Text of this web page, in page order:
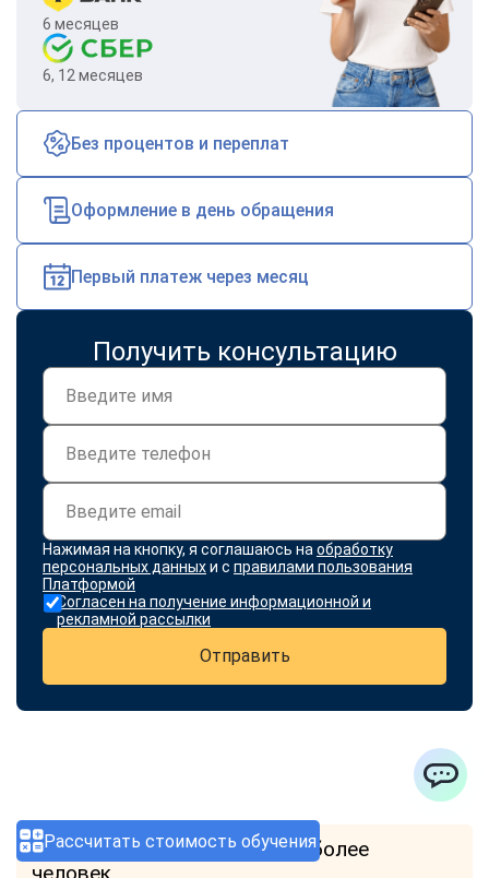
Рассчитать стоимость обучения
6 месяцев
6, 12 месяцев
Без процентов и переплат
Оформление в день обращения
Первый платеж через месяц
Получить консультацию
Нажимая на кнопку, я соглашаюсь на обработку
персональных данныхи с правилами пользования
Платформой
Согласен на получение информационной и
рекламной рассылки
Отправить
Скидка при обращении 2-х и более
человек.
Свяжитесь с нами через любой удобный мессенджер!
Telegram WhatsApp
Max